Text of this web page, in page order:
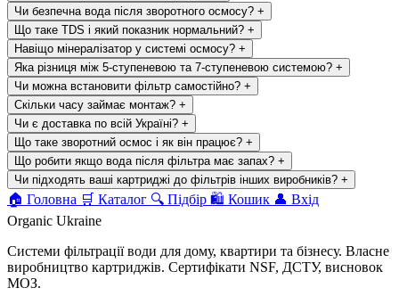
Чи безпечна вода після зворотного осмосу? +
Що таке TDS і який показник нормальний? +
Навіщо мінералізатор у системі осмосу? +
Яка різниця між 5-ступеневою та 7-ступеневою системою? +
Чи можна встановити фільтр самостійно? +
Скільки часу займає монтаж? +
Чи є доставка по всій Україні? +
Що таке зворотний осмос і як він працює? +
Що робити якщо вода після фільтра має запах? +
Чи підходять ваші картриджі до фільтрів інших виробників? +
🏠 Головна 🛒 Каталог 🔍 Підбір 🛍 Кошик 👤 Вхід
Organic Ukraine
Системи фільтрації води для дому, квартири та бізнесу. Власне
виробництво картриджів. Сертифікати NSF, ДСТУ, висновок
МОЗ.